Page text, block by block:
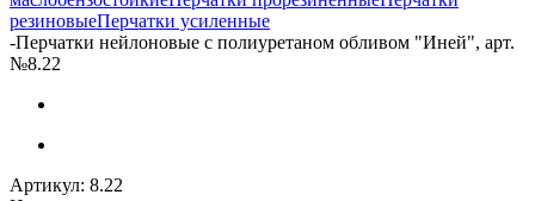
резиновыеПерчатки усиленные
-Перчатки нейлоновые с полиуретаном обливом "Иней", арт.
№8.22
Артикул: 8.22